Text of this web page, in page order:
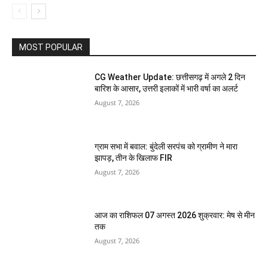
MOST POPULAR
CG Weather Update: छत्तीसगढ़ में अगले 2 दिन
बारिश के आसार, उत्तरी इलाकों में भारी वर्षा का अलर्ट
August 7, 2026
ग्राम सभा में बवाल: बुंदेली सरपंच को ग्रामीण ने मारा
झापड़, तीन के खिलाफ FIR
August 7, 2026
आज का राशिफल 07 अगस्त 2026 शुक्रवार: मेष से मीन
तक
August 7, 2026